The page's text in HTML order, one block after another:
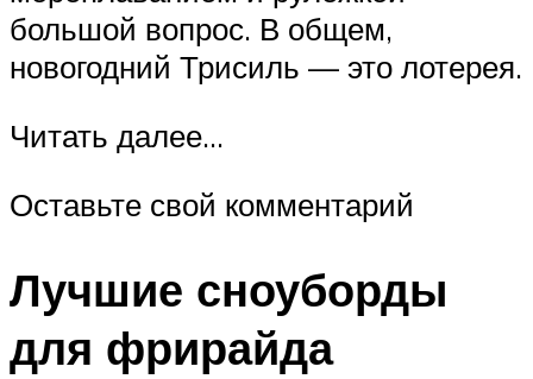
большой вопрос. В общем,
новогодний Трисиль — это лотерея.
Читать далее…
Оставьте свой комментарий
Лучшие сноуборды
для фрирайда